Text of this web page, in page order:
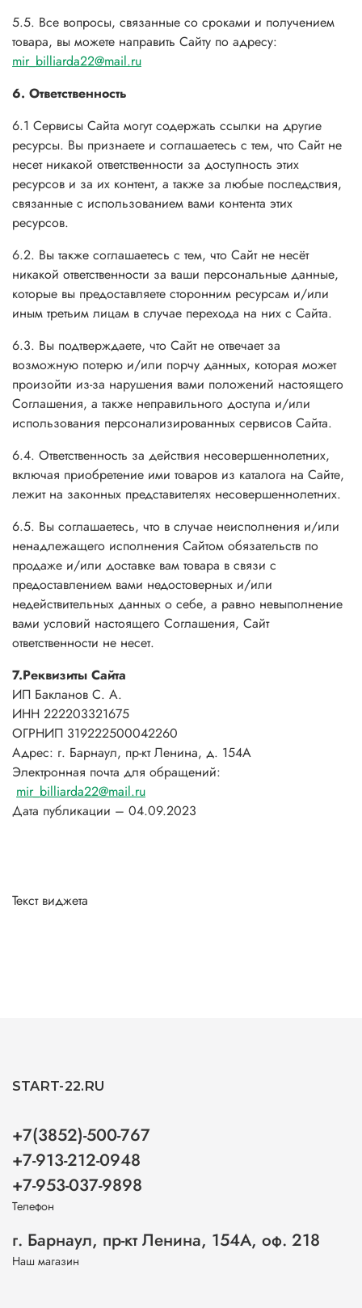
5.5. Все вопросы, связанные со сроками и получением
товара, вы можете направить Сайту по адресу:
mir_billiarda22@mail.ru
6. Ответственность
6.1 Сервисы Сайта могут содержать ссылки на другие
ресурсы. Вы признаете и соглашаетесь с тем, что Сайт не
несет никакой ответственности за доступность этих
ресурсов и за их контент, а также за любые последствия,
связанные с использованием вами контента этих
ресурсов.
6.2. Вы также соглашаетесь с тем, что Сайт не несёт
никакой ответственности за ваши персональные данные,
которые вы предоставляете сторонним ресурсам и/или
иным третьим лицам в случае перехода на них с Сайта.
6.3. Вы подтверждаете, что Сайт не отвечает за
возможную потерю и/или порчу данных, которая может
произойти из-за нарушения вами положений настоящего
Соглашения, а также неправильного доступа и/или
использования персонализированных сервисов Сайта.
6.4. Ответственность за действия несовершеннолетних,
включая приобретение ими товаров из каталога на Сайте,
лежит на законных представителях несовершеннолетних.
6.5. Вы соглашаетесь, что в случае неисполнения и/или
ненадлежащего исполнения Сайтом обязательств по
продаже и/или доставке вам товара в связи с
предоставлением вами недостоверных и/или
недействительных данных о себе, а равно невыполнение
вами условий настоящего Соглашения, Сайт
ответственности не несет.
7.Реквизиты Сайта
ИП Бакланов С. А.
ИНН 222203321675
ОГРНИП 319222500042260
Адрес: г. Барнаул, пр-кт Ленина, д. 154А
Электронная почта для обращений:
mir_billiarda22@mail.ru
Дата публикации – 04.09.2023
Текст виджета
START-22.RU
+7(3852)-500-767
+7-913-212-0948
+7-953-037-9898
Телефон
г. Барнаул, пр-кт Ленина, 154А, оф. 218
Наш магазин